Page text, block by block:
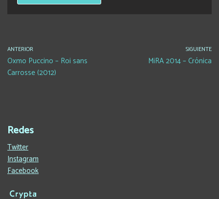
ANTERIOR
Oxmo Puccino – Roi sans
Carrosse (2012)
SIGUIENTE
MiRA 2014 – Crónica
Redes
Twitter
Instagram
Facebook